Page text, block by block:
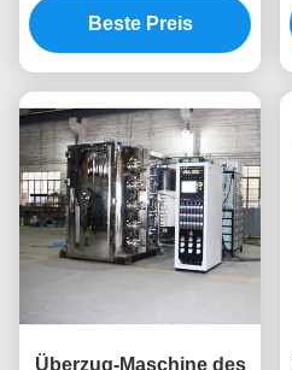
Wannen-Rosen-
Goldfarbschwarz-
Beste Preis
Überzug-Maschine des